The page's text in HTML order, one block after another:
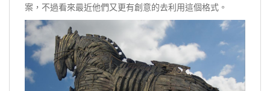
案，不過看來最近他們又更有創意的去利用這個格式。